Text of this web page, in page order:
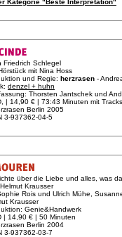
Kategorie "Beste Interpretation"
Friedrich Schlegel
mit Nina Hoss
und Regie: herzrasen -
denzel + huhn
Thorsten Jantschek und
| 14,90 € | 73:43 Minuten mit Tracks
Berlin 2005
3-937362-04-5
über die Liebe und alles, was
Krausser
Rois und Ulrich Mühe,
Krausser
Genie&Handwerk
| 14,90 € | 50 Minuten
Berlin 2004
3-937362-03-7